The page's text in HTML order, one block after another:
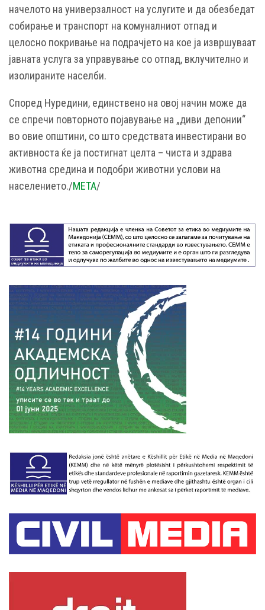
начелото на универзалност на услугите и да обезбедат
собирање и транспорт на комуналниот отпад и
целосно покривање на подрачјето на кое ја извршуваат
јавната услуга за управување со отпад, вклучително и
изолираните населби.
Според Нуредини, единствено на овој начин може да
се спречи повторното појавување на „диви депонии“
во овие општини, со што средствата инвестирани во
активноста ќе ја постигнат целта – чиста и здрава
животна средина и подобри животни услови на
населението./МЕТА/